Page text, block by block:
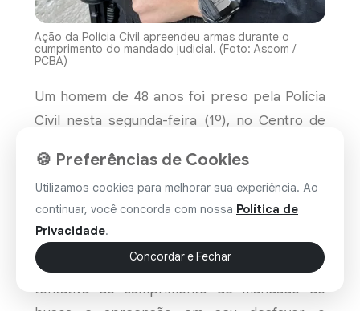
Ação da Polícia Civil apreendeu armas durante o
cumprimento do mandado judicial. (Foto: Ascom /
PCBA)
Um homem de 48 anos foi preso pela Polícia
Civil nesta segunda-feira (1º), no Centro de
crimes como cárcere privado, ameaças e
agressões físicas e psicológicas contra a
companheira, uma mulher de 42 anos.
De acordo com as investigações, na última
quarta-feira (27), ao avistar a viatura durante a
tentativa de cumprimento de mandado de
🍪 Preferências de Cookies
Utilizamos cookies para melhorar sua experiência. Ao
continuar, você concorda com nossa Política de
Privacidade.
Concordar e Fechar